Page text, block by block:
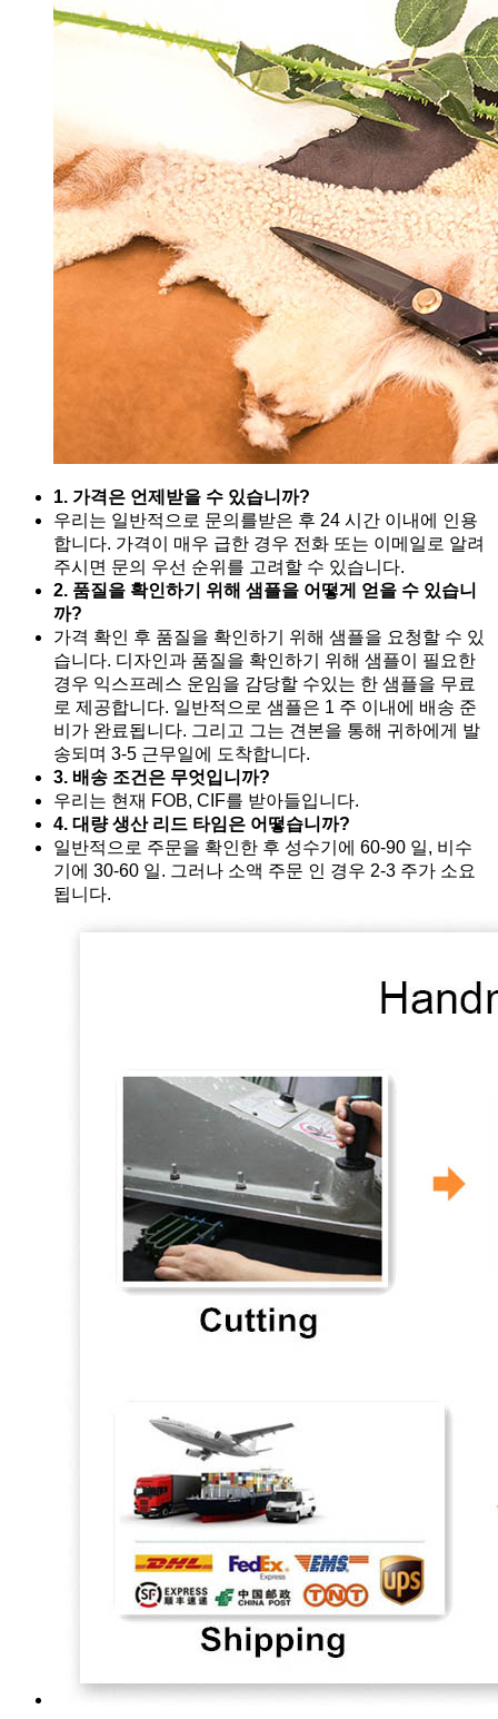
1. 가격은 언제받을 수 있습니까?
우리는 일반적으로 문의를받은 후 24 시간 이내에 인용
합니다. 가격이 매우 급한 경우 전화 또는 이메일로 알려
주시면 문의 우선 순위를 고려할 수 있습니다.
2. 품질을 확인하기 위해 샘플을 어떻게 얻을 수 있습니
까?
가격 확인 후 품질을 확인하기 위해 샘플을 요청할 수 있
습니다. 디자인과 품질을 확인하기 위해 샘플이 필요한
경우 익스프레스 운임을 감당할 수있는 한 샘플을 무료
로 제공합니다. 일반적으로 샘플은 1 주 이내에 배송 준
비가 완료됩니다. 그리고 그는 견본을 통해 귀하에게 발
송되며 3-5 근무일에 도착합니다.
3. 배송 조건은 무엇입니까?
우리는 현재 FOB, CIF를 받아들입니다.
4. 대량 생산 리드 타임은 어떻습니까?
일반적으로 주문을 확인한 후 성수기에 60-90 일, 비수
기에 30-60 일. 그러나 소액 주문 인 경우 2-3 주가 소요
됩니다.